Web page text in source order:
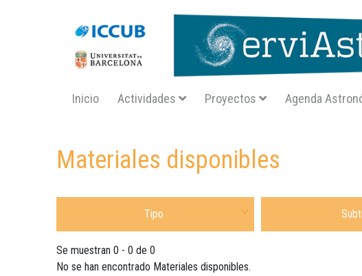
Navegació principal SA
Inicio Actividades Proyectos Agenda
Materiales disponibles
Se muestran 0 - 0 de 0
No se han encontrado Materiales disponibles.